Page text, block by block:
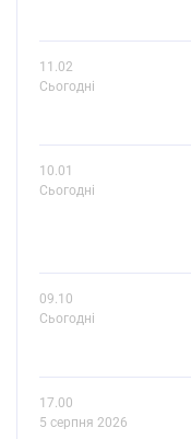
11.02
Сьогодні
10.01
Сьогодні
09.10
Сьогодні
17.00
5 серпня 2026